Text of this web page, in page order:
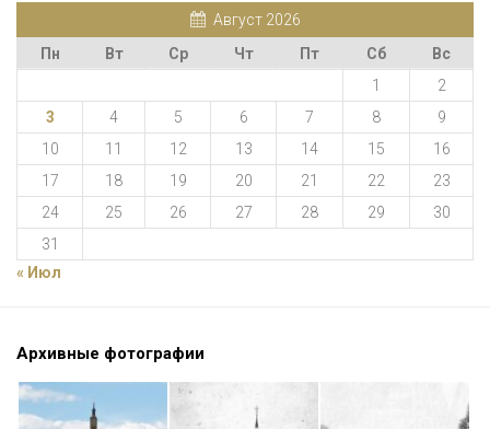
Август 2026
Пн
Вт Ср Чт Пт Сб
Вс
1
2
3
4 5 6 7 8
9
10
11 12 13 14 15
16
17
18 19 20 21 22
23
24
25 26 27 28 29
30
31
« Июл
Архивные фотографии